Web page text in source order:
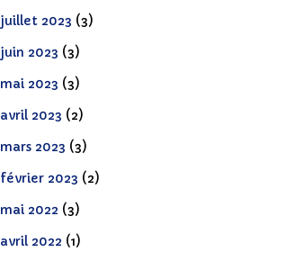
juillet 2023 (3)
juin 2023 (3)
mai 2023 (3)
avril 2023 (2)
mars 2023 (3)
février 2023 (2)
mai 2022 (3)
avril 2022 (1)